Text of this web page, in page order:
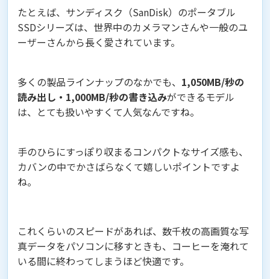
たとえば、サンディスク（SanDisk）のポータブル
SSDシリーズは、世界中のカメラマンさんや一般のユ
ーザーさんから長く愛されています。
多くの製品ラインナップのなかでも、 1,050MB/秒の
読み出し・1,000MB/秒の書き込みができるモデル
は、とても扱いやすくて人気なんですね。
手のひらにすっぽり収まるコンパクトなサイズ感も、
カバンの中でかさばらなくて嬉しいポイントですよ
ね。
これくらいのスピードがあれば、数千枚の高画質な写
真データをパソコンに移すときも、コーヒーを淹れて
いる間に終わってしまうほど快適です。